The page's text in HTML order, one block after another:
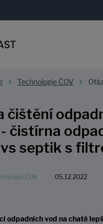
Technologie ČOV
čištění
čistírna
vs septik s
ČOV 05.12.2022
odpadních vod na chatě